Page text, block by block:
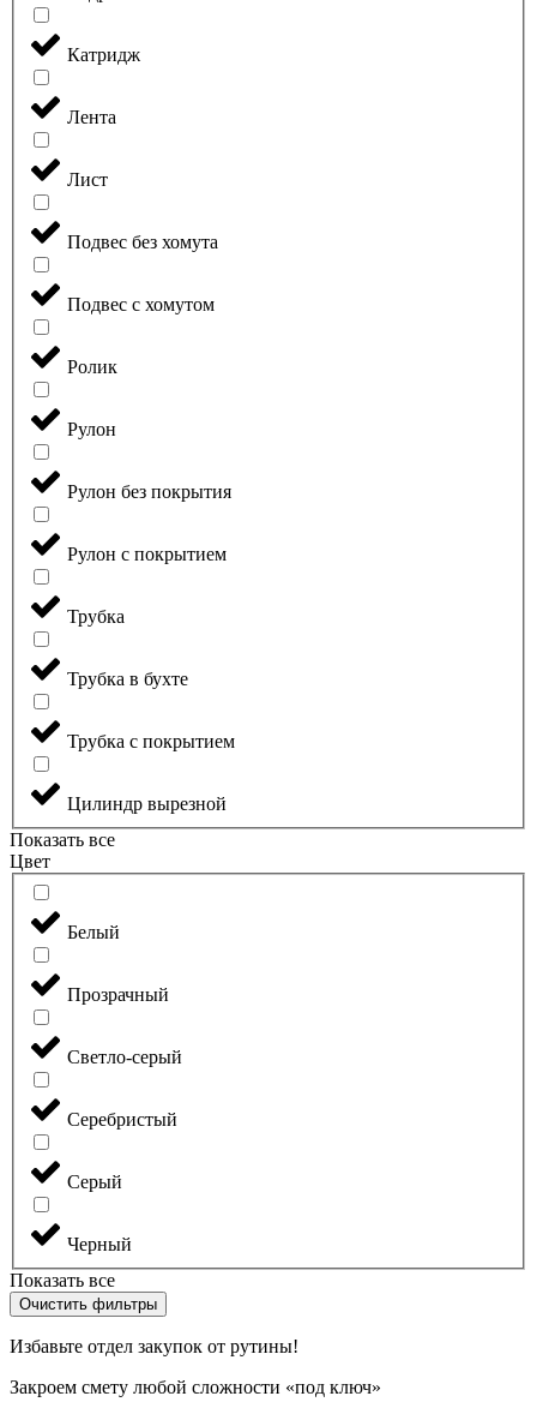
Катридж
Лента
Лист
Подвес без хомута
Подвес с хомутом
Ролик
Рулон
Рулон без покрытия
Рулон с покрытием
Трубка
Трубка в бухте
Трубка с покрытием
Цилиндр вырезной
Показать все
Цвет
Белый
Прозрачный
Светло-серый
Серебристый
Серый
Черный
Показать все
Очистить фильтры
Избавьте отдел закупок от рутины!
Закроем смету любой сложности «под ключ»